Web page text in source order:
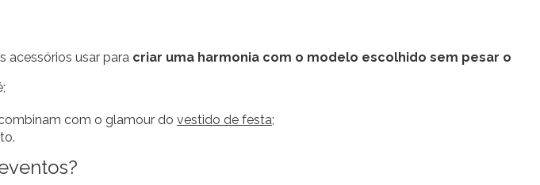
acessórios usar para criar uma harmonia com o modelo escolhido sem pesar o
com o glamour do vestido de festa;